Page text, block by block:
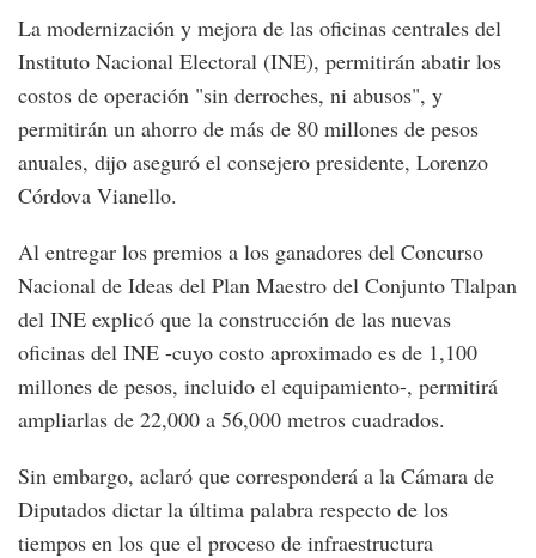
La modernización y mejora de las oficinas centrales del
Instituto Nacional Electoral (INE), permitirán abatir los
costos de operación "sin derroches, ni abusos", y
permitirán un ahorro de más de 80 millones de pesos
anuales, dijo aseguró el consejero presidente, Lorenzo
Córdova Vianello.
Al entregar los premios a los ganadores del Concurso
Nacional de Ideas del Plan Maestro del Conjunto Tlalpan
del INE explicó que la construcción de las nuevas
oficinas del INE -cuyo costo aproximado es de 1,100
millones de pesos, incluido el equipamiento-, permitirá
ampliarlas de 22,000 a 56,000 metros cuadrados.
Sin embargo, aclaró que corresponderá a la Cámara de
Diputados dictar la última palabra respecto de los
tiempos en los que el proceso de infraestructura